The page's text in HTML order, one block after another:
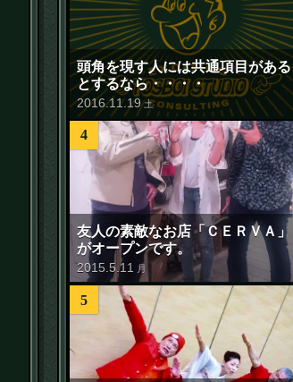
頭角を現す人には共通項目がある
とするなら・・・・
2016.11.19 土
4
友人の素敵なお店「ＣＥＲＶＡ」
がオープンです。
2015 5.11 月
5